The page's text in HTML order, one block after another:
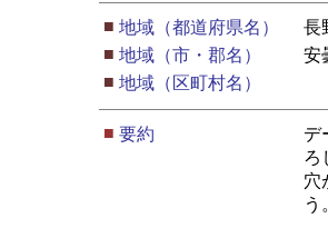
■ 地域（都道府県名）
長
■ 地域（市・郡名）
安
■ 地域（区町村名）
■ 要約
デ
ろ
穴
う